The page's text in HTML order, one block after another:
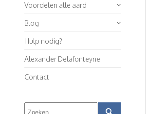
Voordelen alle aard
Blog
Hulp nodig?
Alexander Delafonteyne
Contact